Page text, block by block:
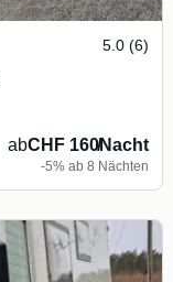
5.0 (6)
abCHF 160/Nacht
-5% ab 8 Nächten